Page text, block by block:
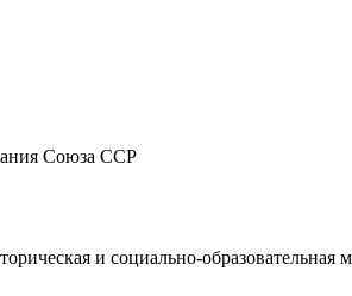
Союза ССР
и социально-образовательная